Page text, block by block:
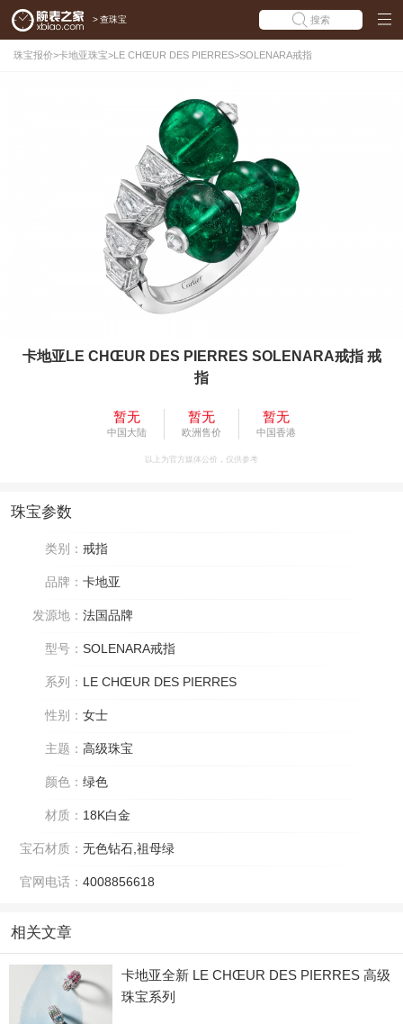
> 查珠宝 搜索
珠宝报价>卡地亚珠宝>LE CHŒUR DES PIERRES>SOLENARA戒指
卡地亚LE CHŒUR DES PIERRES SOLENARA戒指 戒
指
暂无
中国大陆
暂无
欧洲售价
暂无
中国香港
以上为官方媒体公价，仅供参考
珠宝参数
类别： 戒指
品牌： 卡地亚
发源地： 法国品牌
型号： SOLENARA戒指
系列： LE CHŒUR DES PIERRES
性别： 女士
主题： 高级珠宝
颜色： 绿色
材质： 18K白金
宝石材质： 无色钻石,祖母绿
官网电话： 4008856618
相关文章
卡地亚全新 LE CHŒUR DES PIERRES 高级
珠宝系列